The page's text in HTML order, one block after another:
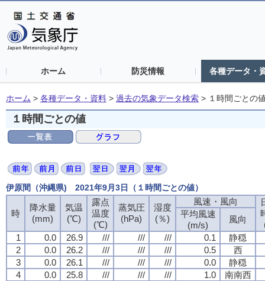
ホーム 防災情報 各種データ・
ホーム > 各種データ・資料 > 過去の気象データ検索 > １時間ごとの
１時間ごとの値
伊原間（沖縄県) 2021年9月3日（１時間ごとの値）
時
降水量
(mm)
気温
(℃)
露点
温度
(℃)
蒸気圧
(hPa)
湿度
(％)
風速・風向
平均風速
(m/s)
風向
1
0.0 26.9 /// /// /// 0.1
静穏
2
0.0 26.2 /// /// /// 0.5
西
3
0.0 26.1 /// /// /// 0.0
静穏
4
0.0 25.8 /// /// /// 1.0
南南西
時
降水量
(mm)
気温
(℃)
露点
温度
(℃)
蒸気圧
(hPa)
湿度
(％)
風速・風向
平均風速
(m/s)
風向
1
0.0 26.9 /// /// /// 0.1
静穏
2
0.0 26.2 /// /// /// 0.5
西
3
0.0 26.1 /// /// /// 0.0
静穏
4
0.0 25.8 /// /// /// 1.0
南南西
時
降水量
(mm)
気温
(℃)
露点
温度
(℃)
蒸気圧
(hPa)
湿度
(％)
風速・風向
平均風速
(m/s)
風向
1
0.0 26.9 /// /// /// 0.1
静穏
2
0.0 26.2 /// /// /// 0.5
西
3
0.0 26.1 /// /// /// 0.0
静穏
4
0.0 25.8 /// /// /// 1.0
南南西
時
降水量
(mm)
気温
(℃)
露点
温度
(℃)
蒸気圧
(hPa)
湿度
(％)
風速・風向
平均風速
(m/s)
風向
1
0.0 26.9 /// /// /// 0.1
静穏
2
0.0 26.2 /// /// /// 0.5
西
3
0.0 26.1 /// /// /// 0.0
静穏
4
0.0 25.8 /// /// /// 1.0
南南西